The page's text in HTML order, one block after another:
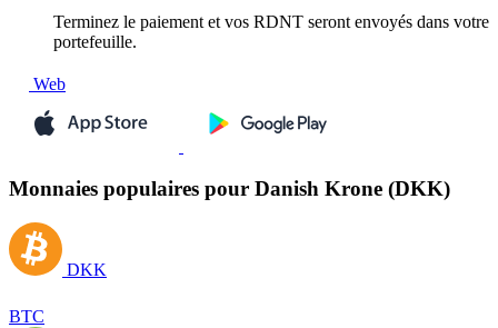
Terminez le paiement et vos RDNT seront envoyés dans votre
portefeuille.
Web
Monnaies populaires pour Danish Krone (DKK)
DKK
BTC